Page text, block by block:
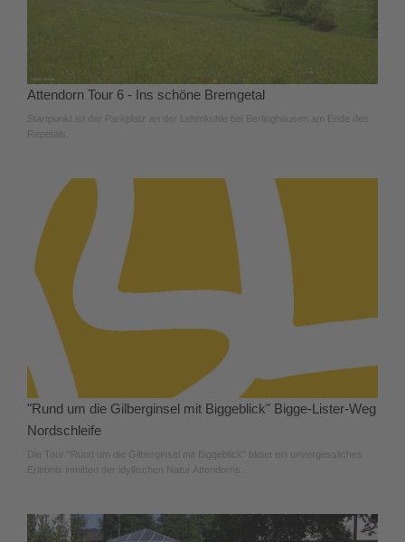
Attendorn Tour 6 - Ins schöne Bremgetal
Startpunkt ist der Parkplatz an der Lehmkuhle bei Berlinghausen am Ende des
Repetals.
"Rund um die Gilberginsel mit Biggeblick" Bigge-Lister-Weg
Nordschleife
Die Tour "Rund um die Gilberginsel mit Biggeblick" bietet ein unvergessliches
Erlebnis inmitten der idyllischen Natur Attendorns.